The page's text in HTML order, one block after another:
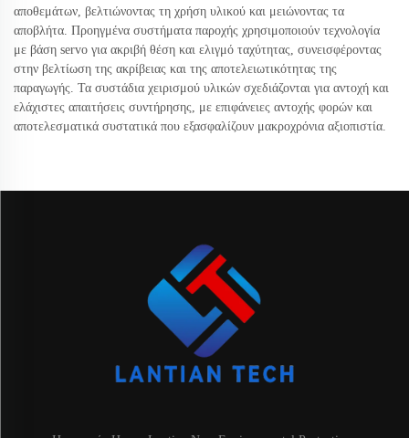
αποθεμάτων, βελτιώνοντας τη χρήση υλικού και μειώνοντας τα
αποβλήτα. Προηγμένα συστήματα παροχής χρησιμοποιούν τεχνολογία
με βάση servo για ακριβή θέση και ελιγμό ταχύτητας, συνεισφέροντας
στην βελτίωση της ακρίβειας και της αποτελειωτικότητας της
παραγωγής. Τα συστάδια χειρισμού υλικών σχεδιάζονται για αντοχή και
ελάχιστες απαιτήσεις συντήρησης, με επιφάνειες αντοχής φορών και
αποτελεσματικά συστατικά που εξασφαλίζουν μακροχρόνια αξιοπιστία.